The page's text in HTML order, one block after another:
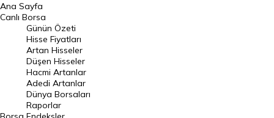
BIST 100 Hisseleri
En Çok Artan Hisseler
En Çok Düşen Hisseler
Hacmi Artanlar
Geçmiş Kapanışlar
Dünya Borsaları
Ana Sayfa
Canlı Borsa
Günün Özeti
Hisse Fiyatları
Artan Hisseler
Düşen Hisseler
Hacmi Artanlar
Adedi Artanlar
Dünya Borsaları
Raporlar